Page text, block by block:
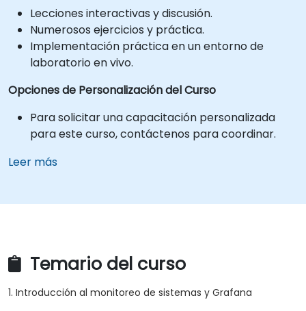
Lecciones interactivas y discusión.
Numerosos ejercicios y práctica.
Implementación práctica en un entorno de
laboratorio en vivo.
Opciones de Personalización del Curso
Para solicitar una capacitación personalizada
para este curso, contáctenos para coordinar.
Leer más
Temario del curso
1. Introducción al monitoreo de sistemas y Grafana